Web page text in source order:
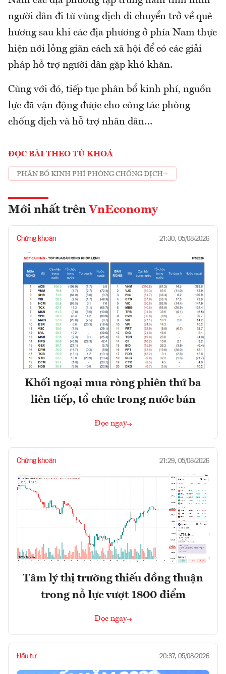
người dân đi từ vùng dịch di chuyển trở về quê
hương sau khi các địa phương ở phía Nam thực
hiện nới lỏng giãn cách xã hội để có các giải
pháp hỗ trợ người dân gặp khó khăn.
Cùng với đó, tiếp tục phân bổ kinh phí, nguồn
lực đã vận động được cho công tác phòng
chống dịch và hỗ trợ nhân dân…
ĐỌC BÀI THEO TỪ KHOÁ
PHÂN BỔ KINH PHÍ PHÒNG CHỐNG DỊCH
Mới nhất trên VnEconomy
Chứng khoán 21:30, 05/08/2026
Khối ngoại mua ròng phiên thứ ba
liên tiếp, tổ chức trong nước bán
Đọc ngay
Chứng khoán 21:29, 05/08/2026
Tâm lý thị trường thiếu đồng thuận
trong nỗ lực vượt 1800 điểm
Đọc ngay
Đầu tư 20:37, 05/08/2026